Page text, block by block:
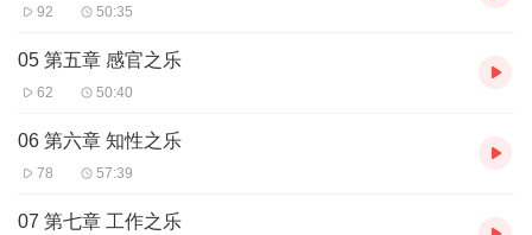
92 50:35
05 第五章 感官之乐
62 50:40
06 第六章 知性之乐
78 57:39
07 第七章 工作之乐